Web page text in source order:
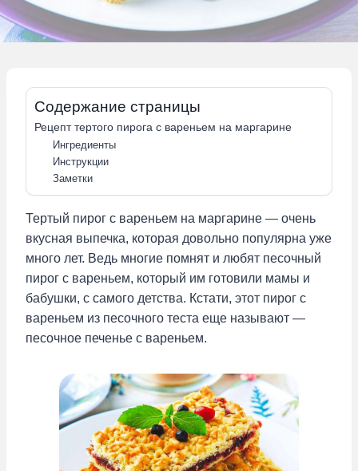
Содержание страницы
Рецепт тертого пирога с вареньем на маргарине
Ингредиенты
Инструкции
Заметки
Тертый пирог с вареньем на маргарине — очень
вкусная выпечка, которая довольно популярна уже
много лет. Ведь многие помнят и любят песочный
пирог с вареньем, который им готовили мамы и
бабушки, с самого детства. Кстати, этот пирог с
вареньем из песочного теста еще называют —
песочное печенье с вареньем.